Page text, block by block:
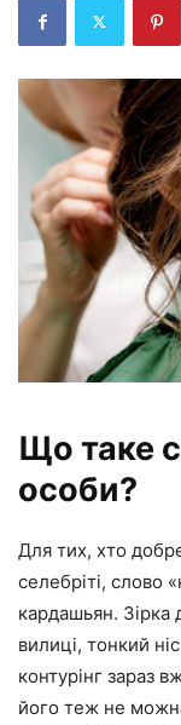
Що таке
особи?
Для тих, хто
селебріті, слово
кардашьян. Зірка
вилиці, тонкий
контурінг зараз
його теж не